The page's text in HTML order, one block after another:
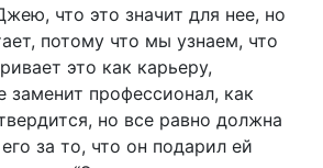
что это значит для нее, но
потому что мы узнаем, что
это как карьеру,
заменит профессионал, как
но все равно должна
за то, что он подарил ей